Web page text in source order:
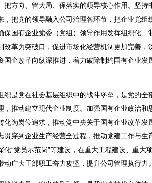
方向、管大局、保落实的领导核心作用。坚持
，把党的领导融入公司治理各环节，把企业党组
国有企业党委（党组）领导作用发挥组织化、
革为突破口，促进市场化经营机制更加完善，
企改革向纵深推进，着力破除制约国有企业发
织是党在社会基层组织中的战斗堡垒，是党的全
，推动建立现代企业制度。加强国有企业政治和
为岗位追求，推动党中央关于国有企业改革发
贯穿到企业生产经营全过程，推动党建工作与
“党员示范岗”等建设，在重大工程建设、重大
广大干部职工奋力攻坚，提升公司管理执行力。